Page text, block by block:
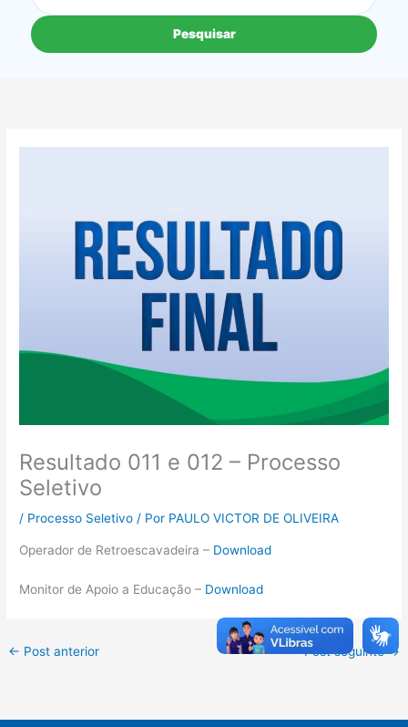
Pesquisar
Resultado 011 e 012 – Processo
Seletivo
/ Processo Seletivo / Por PAULO VICTOR DE OLIVEIRA
Operador de Retroescavadeira – Download
Monitor de Apoio a Educação – Download
← Post anterior Post seguinte→